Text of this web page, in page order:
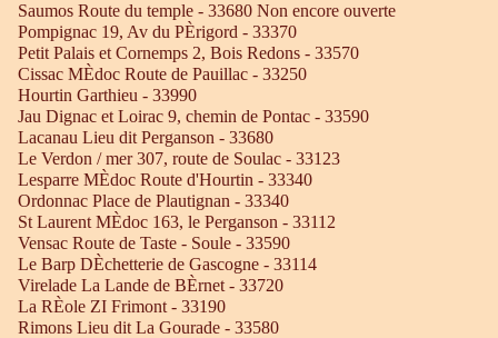
Saumos Route du temple - 33680 Non encore ouverte
Pompignac 19, Av du PÈrigord - 33370
Petit Palais et Cornemps 2, Bois Redons - 33570
Cissac MÈdoc Route de Pauillac - 33250
Hourtin Garthieu - 33990
Jau Dignac et Loirac 9, chemin de Pontac - 33590
Lacanau Lieu dit Perganson - 33680
Le Verdon / mer 307, route de Soulac - 33123
Lesparre MÈdoc Route d'Hourtin - 33340
Ordonnac Place de Plautignan - 33340
St Laurent MÈdoc 163, le Perganson - 33112
Vensac Route de Taste - Soule - 33590
Le Barp DÈchetterie de Gascogne - 33114
Virelade La Lande de BÈrnet - 33720
La RÈole ZI Frimont - 33190
Rimons Lieu dit La Gourade - 33580